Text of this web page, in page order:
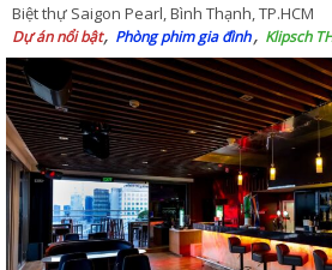
Biệt thự Saigon Pearl, Bình Thạnh, TP.HCM
Dự án nổi bật Phòng phim gia đình Klipsch